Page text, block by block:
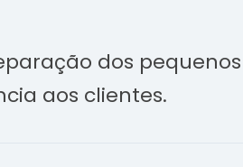
dos pequenos
aos clientes.